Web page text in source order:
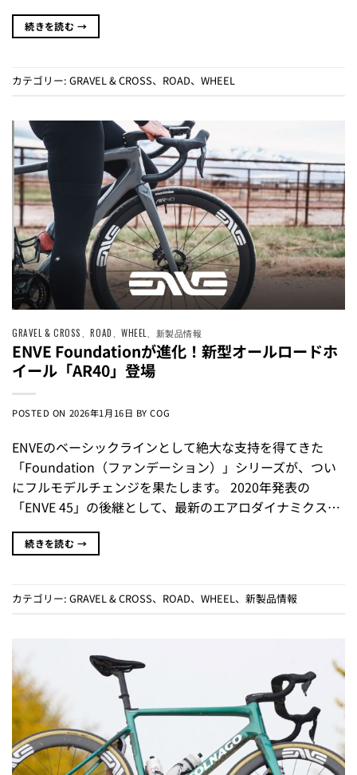
続きを読む →
カテゴリー: GRAVEL & CROSS、 ROAD、 WHEEL
GRAVEL & CROSS 、ROAD 、WHEEL 新製品情報
ENVE Foundationが進化！新型オールロードホ
イール「AR40」登場
POSTED ON 2026年1月16日 BYCOG
ENVEのベーシックラインとして絶大な支持を得てきた
「Foundation（ファンデーション）」シリーズが、つい
にフルモデルチェンジを果たします。 2020年発表の
「ENVE 45」の後継として、最新のエアロダイナミクス…
続きを読む →
カテゴリー: GRAVEL & CROSS、 ROAD、 WHEEL、 新製品情報